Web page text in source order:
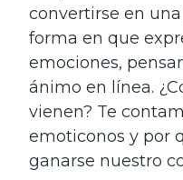
convertirse en
forma en que
emociones,
ánimo en línea.
vienen? Te
emoticonos y por
ganarse nuestro